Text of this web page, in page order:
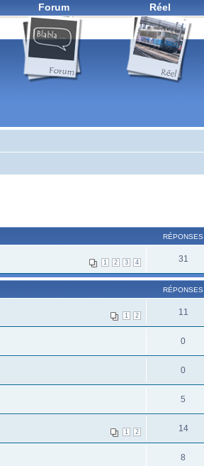
Forum Réel
RÉPONSES
1 2 3 4 31
RÉPONSES
1 2 11
0
0
5
1 2 14
8